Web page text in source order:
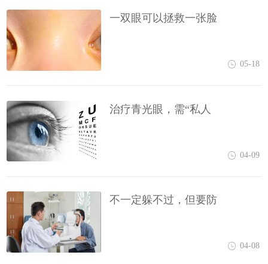
一双眼可以拯救一张脸
05-18
治疗青光眼，需“私人
04-09
不一定躲不过，但要防
04-08